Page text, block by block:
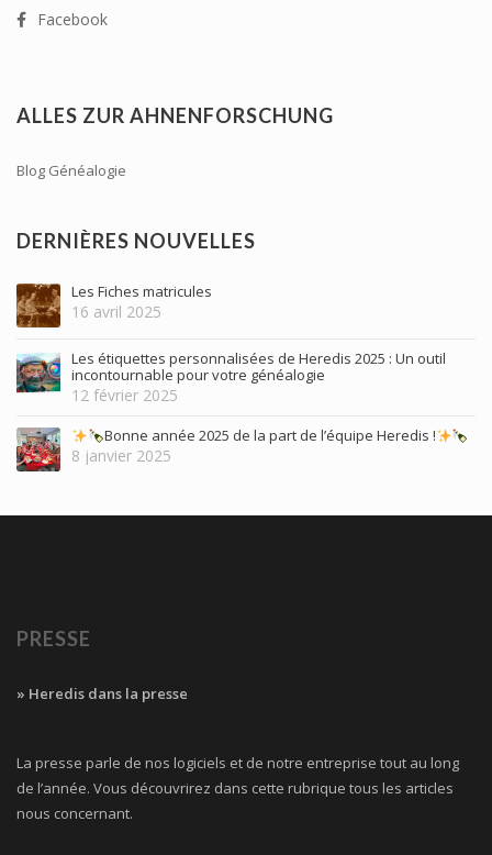
Facebook
ALLES ZUR AHNENFORSCHUNG
Blog Généalogie
DERNIÈRES NOUVELLES
Les Fiches matricules
16 avril 2025
Les étiquettes personnalisées de Heredis 2025 : Un outil
incontournable pour votre généalogie
12 février 2025
Bonne année 2025 de la part de l’équipe Heredis !
8 janvier 2025
PRESSE
» Heredis dans la presse
La presse parle de nos logiciels et de notre entreprise tout au long
de l’année. Vous découvrirez dans cette rubrique tous les articles
nous concernant.